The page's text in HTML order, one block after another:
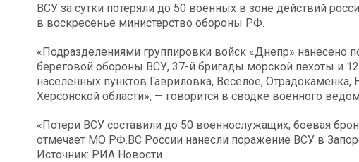
ВСУ за сутки потеряли до 50 военных в зоне действий
в воскресенье министерство обороны РФ.
«Подразделениями группировки войск «Днепр» нанесено
береговой обороны ВСУ, 37-й бригады морской пехоты и
населенных пунктов Гавриловка, Веселое,
Херсонской области», — говорится в сводке военного
«Потери ВСУ составили до 50 военнослужащих, боевая
отмечает МО РФ.ВС России нанесли поражение ВСУ в
Источник: РИА Новости